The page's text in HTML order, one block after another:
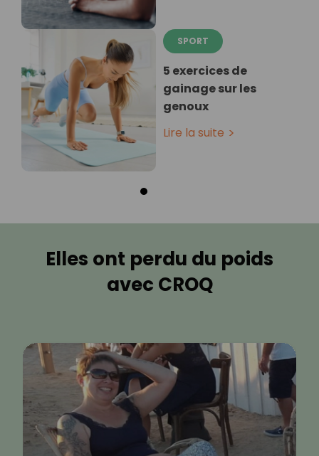
SPORT
5 exercices de
gainage sur les
genoux
Lire la suite
Elles ont perdu du poids
avec CROQ